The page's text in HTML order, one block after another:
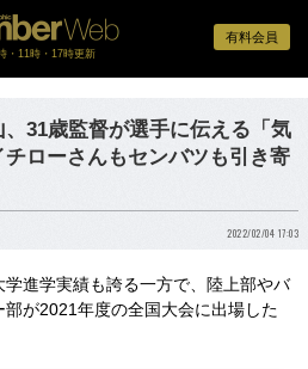
有料会員
・11時・17時更新
31歳監督が選手に伝える「気
ローさんもセンバツも引き寄
2022/02/04 17:03
進学実績も誇る一方で、陸上部やバ
が2021年度の全国大会に出場した